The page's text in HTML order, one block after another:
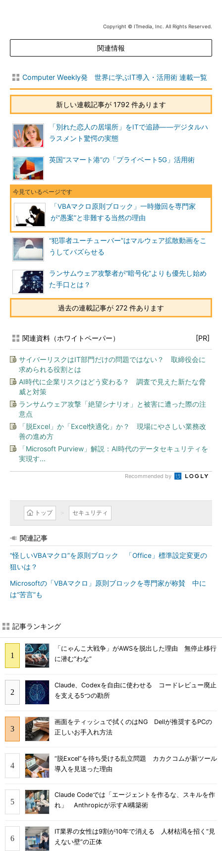
Copyright © ITmedia, Inc. All Rights Reserved.
関連情報
Computer Weekly発 世界に学ぶIT導入・活用術 連載一覧
新しい連載記事が 1792 件あります
「別れた恋人の居場所」をITで追跡――デジタルハ
ラスメント驚愕の実態
英国“スマート港”の「プライベート5G」活用術
「VBAマクロ原則ブロック」一時撤回を専門家
が“愚案”と非難する当然の理由
“犯罪者ユーチューバー”はマルウェア拡散動画をこ
うしてバズらせる
ランサムウェア攻撃者が“暗号化”よりも優先し始め
た手口とは？
過去の連載記事が 272 件あります
関連資料（ホワイトペーパー） [PR]
サイバーリスクはIT部門だけの問題ではない？ 取締役会に
求められる役割とは
AI時代に企業リスクはどう変わる？ 調査で見えた新たな脅
威と対策
ランサムウェア攻撃「絶望シナリオ」と被害に遭った際の注
意点
「脱Excel」か「Excel快適化」か？ 現場にやさしい業務改
善の進め方
「Microsoft Purview」解説：AI時代のデータセキュリティを
実現す...
Recommended by
トップ セキュリティ
関連記事
“怪しいVBAマクロ”を原則ブロック 「Office」標準設定変更の
狙いは？
Microsoftの「VBAマクロ」原則ブロックを専門家が称賛 中に
は“苦言”も
記事ランキング
「にゃんこ大戦争」がAWSを脱出した理由 無停止移行
に潜む“わな”
Claude、Codexを自由に使わせる コードレビュー廃止
を支える5つの勘所
画面をティッシュで拭くのはNG Dellが推奨するPCの
正しいお手入れ方法
“脱Excel”を待ち受ける乱立問題 カカクコムが新ツール
導入を見送った理由
Claude Codeでは「エージェントを作るな、スキルを作
れ」 Anthropicが示すAI構築術
IT業界の女性は9割が10年で消える 人材枯渇を招く“見
えない壁”の正体